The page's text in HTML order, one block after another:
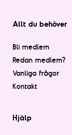
Allt du behöver
Bli medlem
Redan medlem?
Vanliga frågor
Kontakt
Hjälp